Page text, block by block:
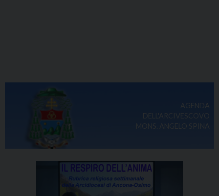
AGENDA
DELL'ARCIVESCOVO
MONS. ANGELO SPINA